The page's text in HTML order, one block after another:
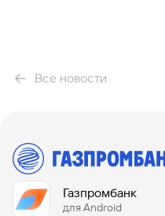
Все новости
Газпромбанк
для Android